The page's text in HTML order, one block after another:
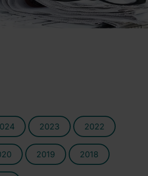
2023 2022
2019 2018